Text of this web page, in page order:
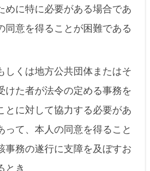
めに特に必要がある場合であ
同意を得ることが困難である
しくは地方公共団体またはそ
けた者が法令の定める事務を
とに対して協力する必要があ
って、本人の同意を得ること
事務の遂行に支障を及ぼすお
とき